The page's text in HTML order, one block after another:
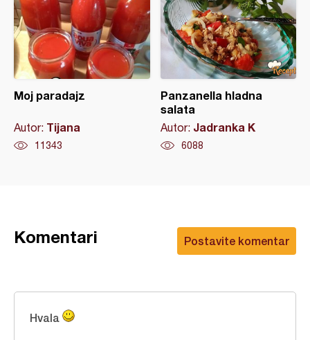
Moj paradajz
Autor: Tijana
11343
Panzanella hladna
salata
Autor: Jadranka K
6088
Postavite komentar
Komentari
Hvala